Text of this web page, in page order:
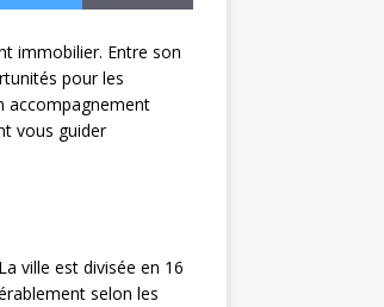
immobilier. Entre son
pour les
accompagnement
vous guider
ville est divisée en 16
selon les